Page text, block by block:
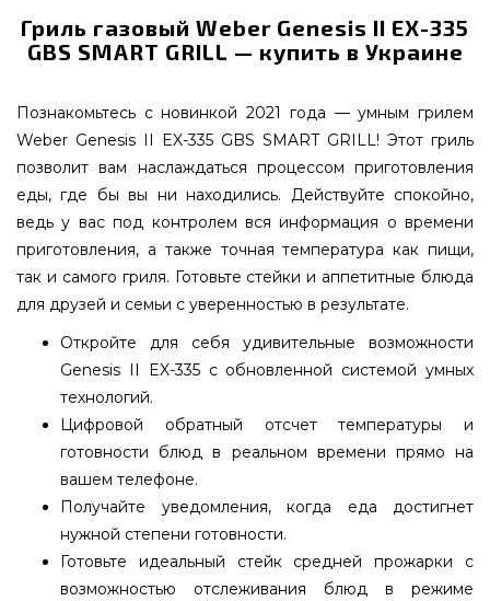
Гриль газовый Weber Genesis II EX-335
GBS SMART GRILL — купить в Украине
Познакомьтесь с новинкой 2021 года — умным грилем
Weber Genesis II EX-335 GBS SMART GRILL! Этот гриль
позволит вам наслаждаться процессом приготовления
еды, где бы вы ни находились. Действуйте спокойно,
ведь у вас под контролем вся информация о времени
приготовления, а также точная температура как пищи,
так и самого гриля. Готовьте стейки и аппетитные блюда
для друзей и семьи с уверенностью в результате.
Откройте для себя удивительные возможности
Genesis II EX-335 с обновленной системой умных
технологий.
Цифровой обратный отсчет температуры и
готовности блюд в реальном времени прямо на
вашем телефоне.
Получайте уведомления, когда еда достигнет
нужной степени готовности.
Готовьте идеальный стейк средней прожарки с
возможностью отслеживания блюд в режиме